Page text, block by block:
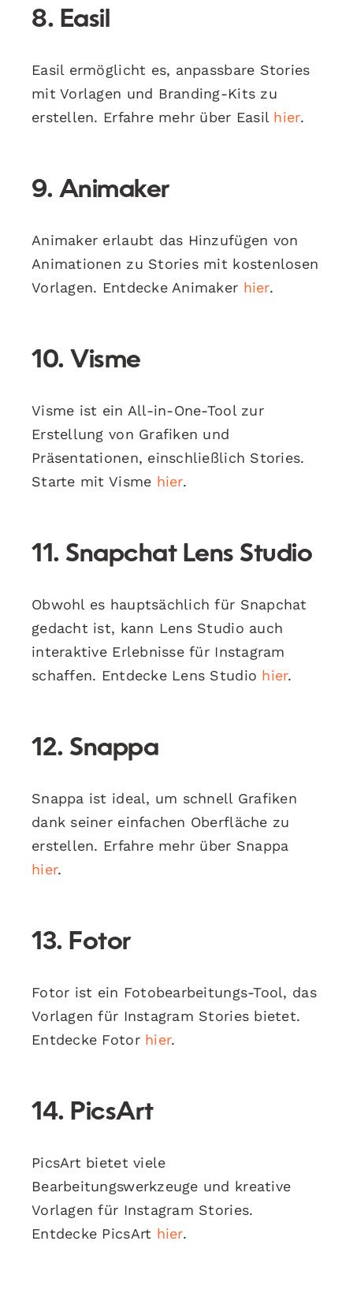
8. Easil
Easil ermöglicht es, anpassbare Stories
mit Vorlagen und Branding-Kits zu
erstellen. Erfahre mehr über Easil hier.
9. Animaker
Animaker erlaubt das Hinzufügen von
Animationen zu Stories mit kostenlosen
Vorlagen. Entdecke Animaker hier.
10. Visme
Visme ist ein All-in-One-Tool zur
Erstellung von Grafiken und
Präsentationen, einschließlich Stories.
Starte mit Visme hier.
11. Snapchat Lens Studio
Obwohl es hauptsächlich für Snapchat
gedacht ist, kann Lens Studio auch
interaktive Erlebnisse für Instagram
schaffen. Entdecke Lens Studio hier.
12. Snappa
Snappa ist ideal, um schnell Grafiken
dank seiner einfachen Oberfläche zu
erstellen. Erfahre mehr über Snappa
hier.
13. Fotor
Fotor ist ein Fotobearbeitungs-Tool, das
Vorlagen für Instagram Stories bietet.
Entdecke Fotor hier.
14. PicsArt
PicsArt bietet viele
Bearbeitungswerkzeuge und kreative
Vorlagen für Instagram Stories.
Entdecke PicsArt hier.